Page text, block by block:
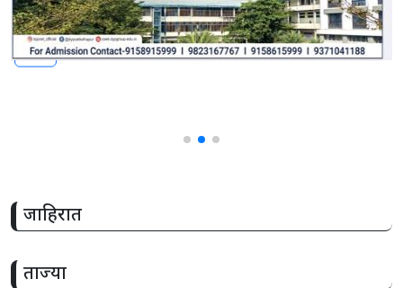
जाहिरात
ताज्या
share